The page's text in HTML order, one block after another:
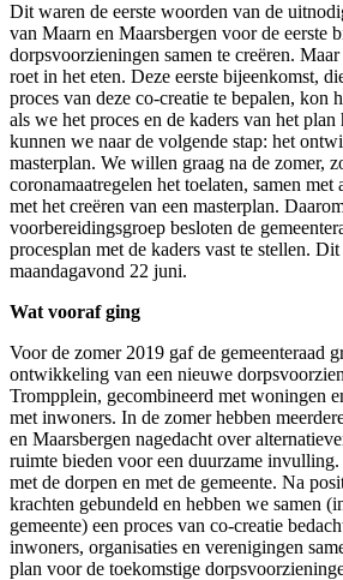
Dit waren de eerste woorden van de
van Maarn en Maarsbergen voor de eerste
dorpsvoorzieningen samen te creëren.
roet in het eten. Deze eerste bijeenkomst,
proces van deze co-creatie te bepalen, kon
als we het proces en de kaders van het plan
kunnen we naar de volgende stap: het
masterplan. We willen graag na de zomer,
coronamaatregelen het toelaten, samen met
met het creëren van een masterplan.
voorbereidingsgroep besloten de
procesplan met de kaders vast te stellen. Dit
maandagavond 22 juni.
Wat vooraf ging
Voor de zomer 2019 gaf de gemeenteraad
ontwikkeling van een nieuwe
Trompplein, gecombineerd met woningen
met inwoners. In de zomer hebben
en Maarsbergen nagedacht over
ruimte bieden voor een duurzame
met de dorpen en met de gemeente. Na
krachten gebundeld en hebben we samen
gemeente) een proces van co-creatie
inwoners, organisaties en verenigingen
plan voor de toekomstige